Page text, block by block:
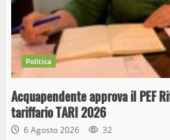
Politica
Acquapendente approva il PEF
tariffario TARI 2026
6 Agosto 2026 32